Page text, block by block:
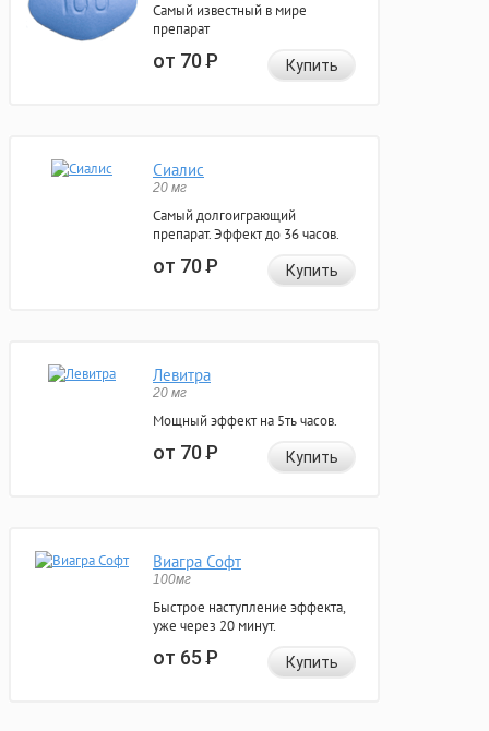
Самый известный в мире
препарат
от 70Р Купить
Сиалис
20 мг
Самый долгоиграющий
препарат. Эффект до 36 часов.
от 70Р Купить
Левитра
20 мг
Мощный эффект на 5ть часов.
от 70Р Купить
Виагра Софт
100мг
Быстрое наступление эффекта,
уже через 20 минут.
от 65Р Купить